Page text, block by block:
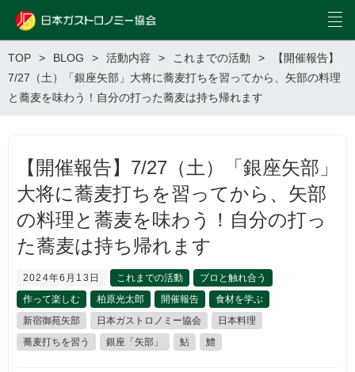
TOP BLOG 活動内容 これまでの活動
【開催報告】
7/27（土）「銀座矢部」大将に蕎麦打ちを習ってから、矢部の料理
と蕎麦を味わう！自分の打った蕎麦は持ち帰れます
【開催報告】7/27（土）「銀座矢部」
大将に蕎麦打ちを習ってから、矢部
の料理と蕎麦を味わう！自分の打っ
た蕎麦は持ち帰れます
2024年6月13日 これまでの活動
プロと触れ合う
作って楽しむ
柏原光太郎 開催報告
食材を学ぶ
新宿御苑矢部
日本ガストロノミー協会
日本料理
蕎麦打ちを習う
銀座「矢部」 鮎 鱧